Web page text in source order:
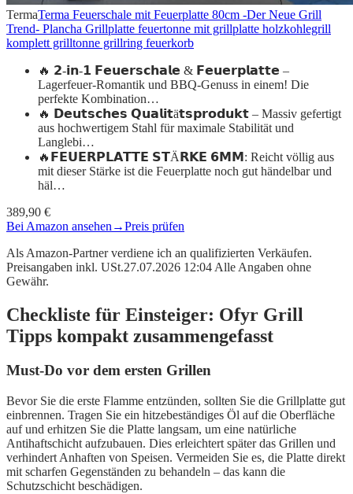
TermaTerma Feuerschale mit Feuerplatte 80cm -Der Neue Grill
Trend- Plancha Grillplatte feuertonne mit grillplatte holzkohlegrill
komplett grilltonne grillring feuerkorb
🔥 𝟮-𝗶𝗻-𝟭 𝗙𝗲𝘂𝗲𝗿𝘀𝗰𝗵𝗮𝗹𝗲 & 𝗙𝗲𝘂𝗲𝗿𝗽𝗹𝗮𝘁𝘁𝗲 –
Lagerfeuer-Romantik und BBQ-Genuss in einem! Die
perfekte Kombination…
🔥 𝗗𝗲𝘂𝘁𝘀𝗰𝗵𝗲𝘀 𝗤𝘂𝗮𝗹𝗶𝘁ä𝘁𝘀𝗽𝗿𝗼𝗱𝘂𝗸𝘁 – Massiv gefertigt
aus hochwertigem Stahl für maximale Stabilität und
Langlebi…
🔥𝗙𝗘𝗨𝗘𝗥𝗣𝗟𝗔𝗧𝗧𝗘 𝗦𝗧Ä𝗥𝗞𝗘 𝟲𝗠𝗠: Reicht völlig aus
mit dieser Stärke ist die Feuerplatte noch gut händelbar und
häl…
389,90 €
Bei Amazon ansehen →Preis prüfen
Als Amazon-Partner verdiene ich an qualifizierten Verkäufen.
Preisangaben inkl. USt.27.07.2026 12:04 Alle Angaben ohne
Gewähr.
Checkliste für Einsteiger: Ofyr Grill
Tipps kompakt zusammengefasst
Must-Do vor dem ersten Grillen
Bevor Sie die erste Flamme entzünden, sollten Sie die Grillplatte gut
einbrennen. Tragen Sie ein hitzebeständiges Öl auf die Oberfläche
auf und erhitzen Sie die Platte langsam, um eine natürliche
Antihaftschicht aufzubauen. Dies erleichtert später das Grillen und
verhindert Anhaften von Speisen. Vermeiden Sie es, die Platte direkt
mit scharfen Gegenständen zu behandeln – das kann die
Schutzschicht beschädigen.